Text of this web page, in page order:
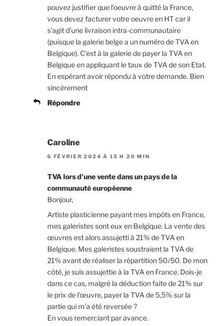
pouvez justifier que l’oeuvre à quitté la France,
vous devez facturer votre oeuvre en HT car il
s’agit d’une livraison intra-communautaire
(puisque la galerie belge a un numéro de TVA en
Belgique). C’est à la galerie de payer la TVA en
Belgique en appliquant le taux de TVA de son Etat.
En espérant avoir répondu à votre demande. Bien
sincèrement
Répondre
Caroline
6 FÉVRIER 2024 À 15 H 20 MIN
TVA lors d'une vente dans un pays de la
communauté européenne
Bonjour,
Artiste plasticienne payant mes impôts en France,
mes galeristes sont eux en Belgique. La vente des
œuvres est alors assujetti à 21% de TVA en
Belgique. Mes galeristes soustraient la TVA de
21% avant de réaliser la répartition 50/50. De mon
côté, je suis assujettie à la TVA en France. Dois-je
dans ce cas, malgré la déduction faite de 21% sur
le prix de l’œuvre, payer la TVA de 5,5% sur la
partie qui m’a été reversée ?
En vous remerciant par avance.